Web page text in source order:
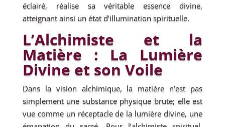
éclairé, réalise sa véritable essence divine,
atteignant ainsi un état d’illumination spirituelle.
L’Alchimiste et la
Matière : La Lumière
Divine et son Voile
Dans la vision alchimique, la matière n’est pas
simplement une substance physique brute; elle est
vue comme un réceptacle de la lumière divine, une